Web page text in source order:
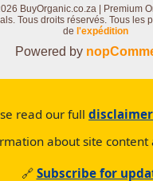
BuyOrganic.co.za | Premium
Tous droits réservés. Tous les
de l'expédition
Powered by
read our full disclaimer
about site content
🔗 Subscribe for